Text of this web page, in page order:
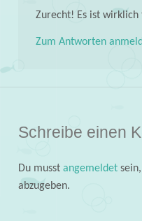
Zurecht! Es ist wirklich
Zum Antworten
Schreibe einen
Du musst angemeldetsein,
abzugeben.